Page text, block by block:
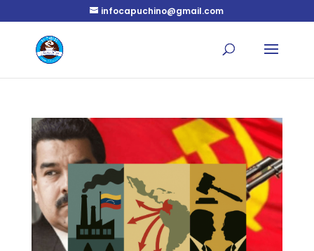
infocapuchino@gmail.com